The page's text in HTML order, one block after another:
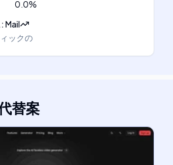
0.0%
:Mail
ックの
替案